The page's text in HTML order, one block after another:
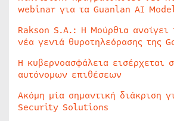
webinar για τα Guanlan AI
Rakson S.A.: Η Μούρθια ανοίγει
νέα γενιά θυροτηλεόρασης της
Η κυβερνοασφάλεια εισέρχεται
αυτόνομων επιθέσεων
Ακόμη μία σημαντική διάκριση
Security Solutions